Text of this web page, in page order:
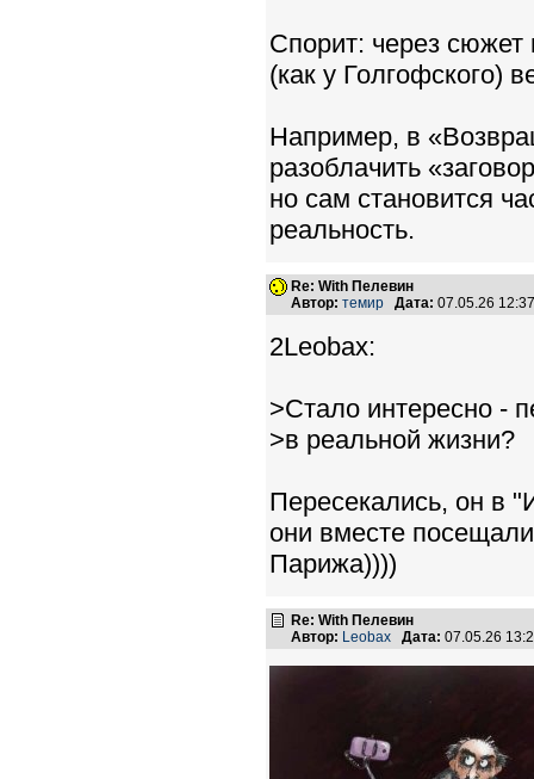
Спорит: через сюжет
(как у Голгофского)
Например, в
разоблачить
но сам становится
реальность.
Re: With Пелевин
Автор: темир Дата: 07.05.26
2Leobax:
>Стало интересно -
>в реальной жизни?
Пересекались, он в
они вместе
Парижа))))
Re: With Пелевин
Автор: Leobax Дата: 07.05.26